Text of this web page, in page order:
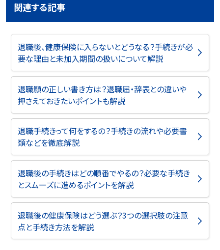
関連する記事
退職後、健康保険に入らないとどうなる？手続きが必
要な理由と未加入期間の扱いについて解説
退職願の正しい書き方は？退職届・辞表との違いや
押さえておきたいポイントも解説
退職手続きって何をするの？手続きの流れや必要書
類などを徹底解説
退職後の手続きはどの順番でやるの？必要な手続き
とスムーズに進めるポイントを解説
退職後の健康保険はどう選ぶ？3つの選択肢の注意
点と手続き方法を解説